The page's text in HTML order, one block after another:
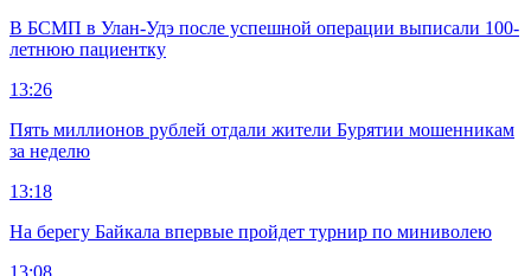
В БСМП в Улан-Удэ после успешной операции выписали 100-
летнюю пациентку
13:26
Пять миллионов рублей отдали жители Бурятии мошенникам
за неделю
13:18
На берегу Байкала впервые пройдет турнир по миниволею